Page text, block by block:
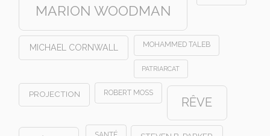
MARION WOODMAN
MICHAEL CORNWALL MOHAMMED TALEB
PATRIARCAT
PROJECTION ROBERT MOSS
RÊVE